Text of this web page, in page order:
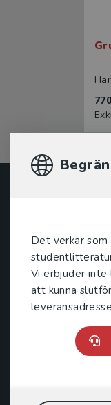
Det verkar
Vi erbjuder inte
att kunna
ledande
facklitteratur,
längs hela
Kontakta oss